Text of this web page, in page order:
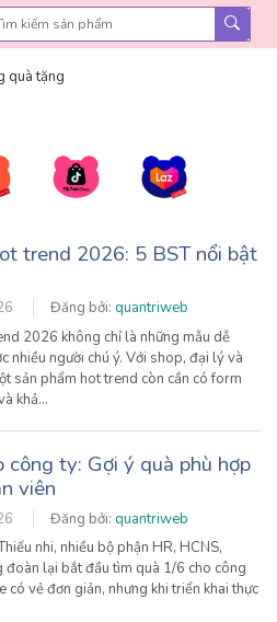
quà tặng
trend 2026: 5 BST nổi bật
Đăng bởi: quantriweb
2026 không chỉ là những mẫu dễ
nhiều người chú ý. Với shop, đại lý và
sản phẩm hot trend còn cần có form
khả…
công ty: Gợi ý quà phù hợp
viên
Đăng bởi: quantriweb
nhi, nhiều bộ phận HR, HCNS,
đoàn lại bắt đầu tìm quà 1/6 cho công
có vẻ đơn giản, nhưng khi triển khai thực